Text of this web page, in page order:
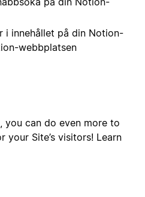
i innehållet på din Notion-
webbplatsen
you can do even more to
your Site’s visitors! Learn